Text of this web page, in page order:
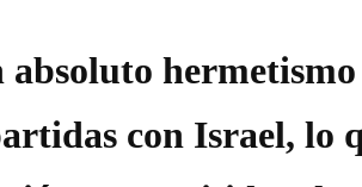
hermetismo
con Israel, lo